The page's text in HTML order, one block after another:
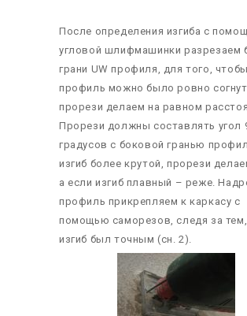
После определения изгиба с
угловой шлифмашинки разрезаем
грани UW профиля, для того, чтобы
профиль можно было ровно
прорези делаем на равном
Прорези должны составлять угол
градусов с боковой гранью
изгиб более крутой, прорези
а если изгиб плавный – реже.
профиль прикрепляем к каркасу с
помощью саморезов, следя за
изгиб был точным (сн. 2).